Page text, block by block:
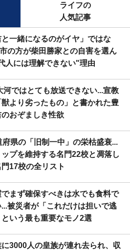
ライフの
人気記事
と一緒になるのがイヤ」ではな
の方が柴田勝家との自害を選ん
人には理解できない"理由
河ではとても放送できない...宣教
獣より劣ったもの」と書かれた豊
のおぞましき性欲
府県の「旧制一中」の栄枯盛衰...
プを維持する名門22校と凋落し
17校の全リスト
でまず確保すべきは水でも食料で
...被災者が「これだけは担いで逃
という最も重要なモノ2選
3000人の皇族が連れ去られ、収